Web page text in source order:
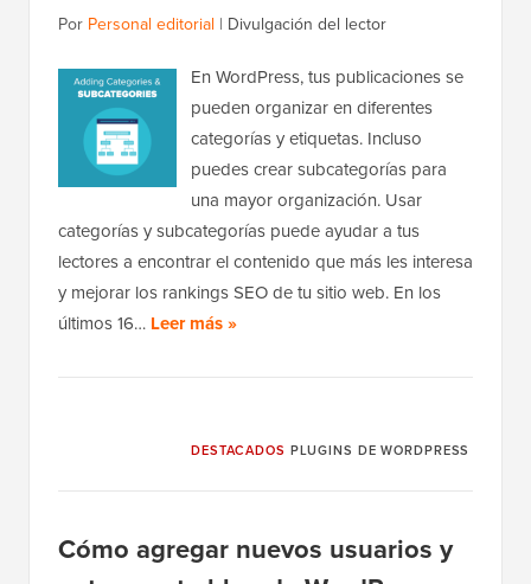
Por Personal editorial | Divulgación del lector
En WordPress, tus publicaciones se
pueden organizar en diferentes
categorías y etiquetas. Incluso
puedes crear subcategorías para
una mayor organización. Usar
categorías y subcategorías puede ayudar a tus
lectores a encontrar el contenido que más les interesa
y mejorar los rankings SEO de tu sitio web. En los
últimos 16… Leer más »
DESTACADOS PLUGINS DE WORDPRESS
Cómo agregar nuevos usuarios y